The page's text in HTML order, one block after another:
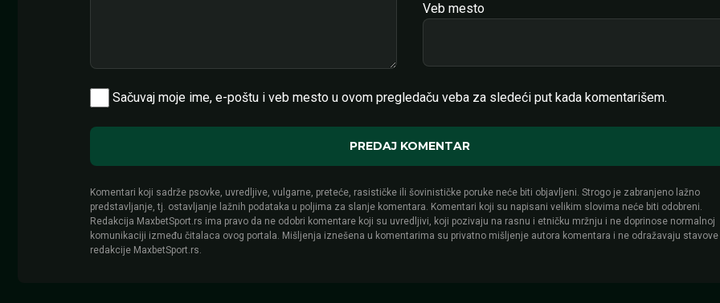
Veb mesto
Sačuvaj moje ime, e-poštu i veb mesto u ovom pregledaču veba za sledeći put kada komentarišem.
Komentari koji sadrže psovke, uvredljive, vulgarne, preteće, rasističke ili šovinističke poruke neće biti objavljeni. Strogo je zabranjeno lažno
predstavljanje, tj. ostavljanje lažnih podataka u poljima za slanje komentara. Komentari koji su napisani velikim slovima neće biti odobreni.
Redakcija MaxbetSport.rs ima pravo da ne odobri komentare koji su uvredljivi, koji pozivaju na rasnu i etničku mržnju i ne doprinose normalnoj
komunikaciji između čitalaca ovog portala. Mišljenja iznešena u komentarima su privatno mišljenje autora komentara i ne odražavaju stavove
redakcije MaxbetSport.rs.